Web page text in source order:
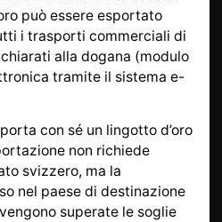
può essere esportato
i trasporti commerciali di
alla dogana (modulo
tramite il sistema e-
con sé un lingotto d’oro
non richiede
svizzero, ma la
nel paese di destinazione
superate le soglie